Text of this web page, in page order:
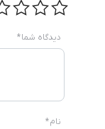
دیدگاه شما*
نام*